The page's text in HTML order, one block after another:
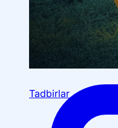
Tadbirlar